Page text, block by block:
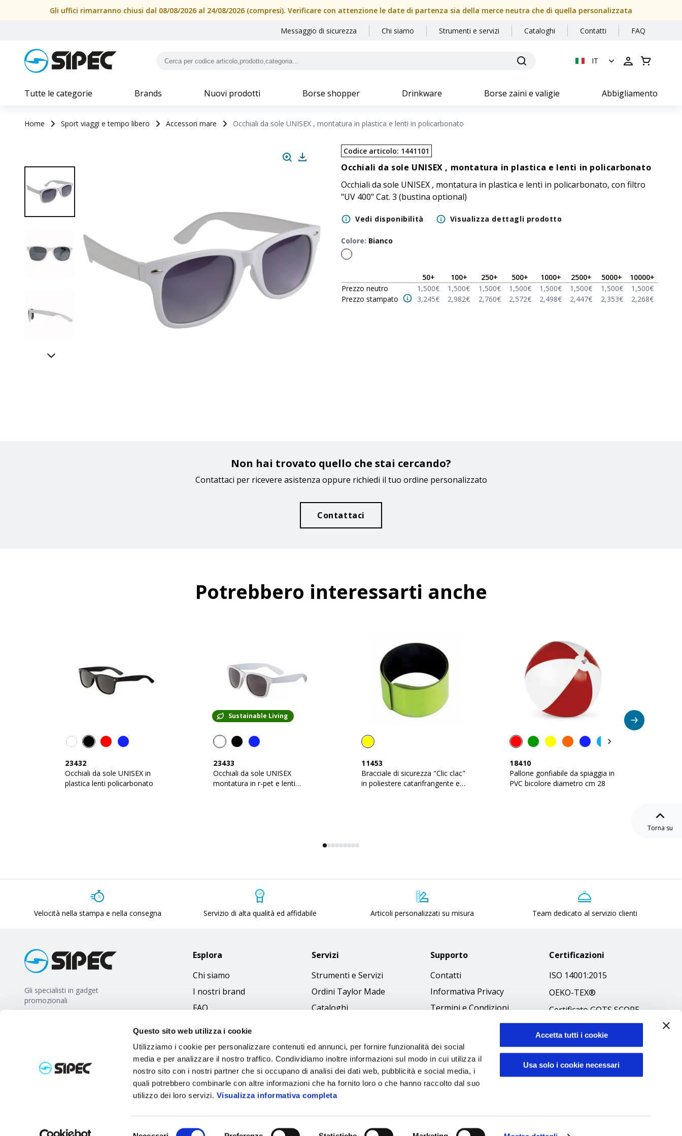
Questo sito web utilizza i cookie
Utilizziamo i cookie per personalizzare contenuti ed annunci, per fornire funzionalità dei social
media e per analizzare il nostro traffico. Condividiamo inoltre informazioni sul modo in cui utilizza il
nostro sito con i nostri partner che si occupano di analisi dei dati web, pubblicità e social media, i
quali potrebbero combinarle con altre informazioni che ha fornito loro o che hanno raccolto dal suo
utilizzo dei loro servizi. Visualizza informativa completa
Accetta tutti i cookie
Usa solo i cookie necessari
Gli uffici rimarranno chiusi dal 08/08/2026 al 24/08/2026 (compresi). Verificare con attenzione le date di partenza sia della merce neutra che di quella personalizzata
Messaggio di sicurezza Chi siamo Strumenti e servizi Cataloghi Contatti FAQ
IT
Tutte le categorie Brands Nuovi prodotti Borse shopper Drinkware Borse zaini e valigie Abbigliamento
Home Sport viaggi e tempo libero Accessori mare Occhiali da sole UNISEX , montatura in plastica e lenti in policarbonato
Codice articolo: 1441101
Occhiali da sole UNISEX , montatura in plastica e lenti in policarbonato
Occhiali da sole UNISEX , montatura in plastica e lenti in policarbonato, con filtro
"UV 400" Cat. 3 (bustina optional)
Vedi disponibilità Visualizza dettagli prodotto
Colore: Bianco
50+ 100+ 250+ 500+ 1000+ 2500+ 5000+ 10000+
Prezzo neutro
1,500€ 1,500€ 1,500€ 1,500€ 1,500€ 1,500€ 1,500€ 1,500€
Prezzo stampato
3,245€ 2,982€ 2,760€ 2,572€ 2,498€ 2,447€ 2,353€ 2,268€
Non hai trovato quello che stai cercando?
Contattaci per ricevere asistenza oppure richiedi il tuo ordine personalizzato
Contattaci
Potrebbero interessarti anche
23432
Occhiali da sole UNISEX in
plastica lenti policarbonato
Sustainable Living
23433
Occhiali da sole UNISEX
montatura in r-pet e lenti
11453
Bracciale di sicurezza "Clic clac"
in poliestere catarifrangente e
18410
Pallone gonfiabile da spiaggia in
PVC bicolore diametro cm 28
Torna su
Velocità nella stampa e nella consegna Servizio di alta qualità ed affidabile Articoli personalizzati su misura Team dedicato al servizio clienti
Gli specialisti in gadget
promozionali
Esplora
Chi siamo
I nostri brand
FAQ
Servizi
Strumenti e Servizi
Ordini Taylor Made
Cataloghi
Supporto
Contatti
Informativa Privacy
Termini e Condizioni
Codice Etico
Certificazioni
ISO 14001:2015
OEKO-TEX®
Certificato GOTS SCOPE
Certificato GRS SCOPE
Politica Ambientale
Sicurezza prodotti